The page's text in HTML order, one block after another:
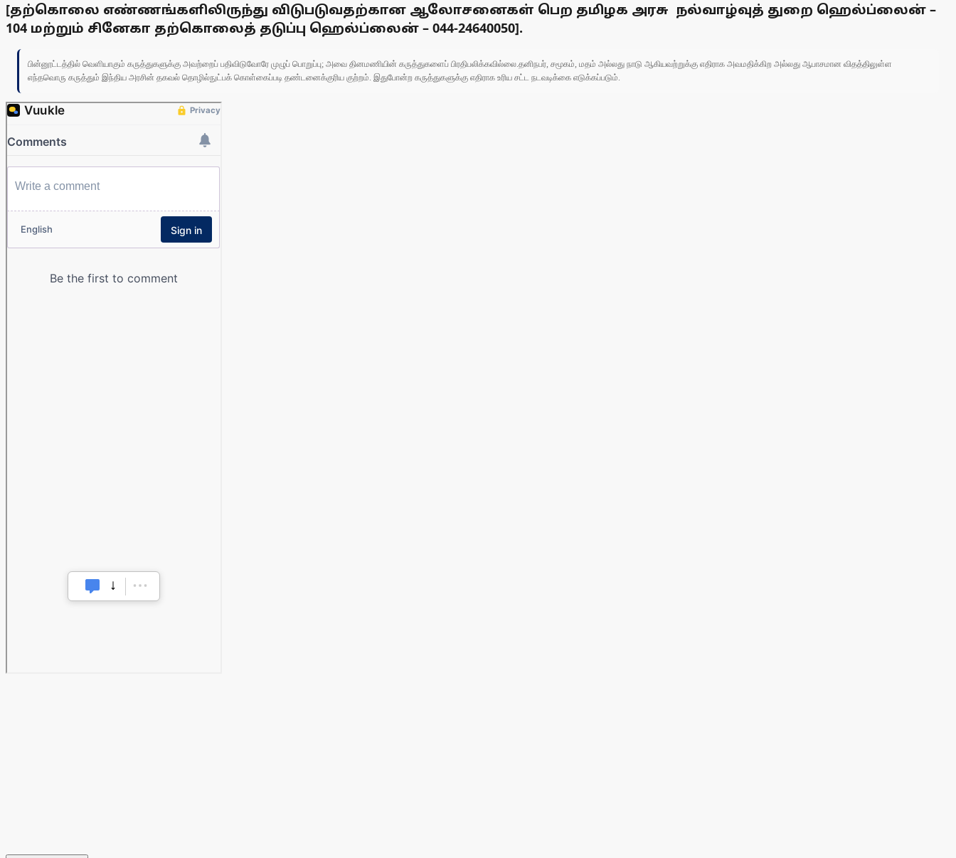
[தற்கொலை எண்ணங்களிலிருந்து விடுபடுவதற்கான ஆலோசனைகள் பெற தமிழக அரசு நல்வாழ்வுத் துறை ஹெல்ப்லைன் –
104 மற்றும் சினேகா தற்கொலைத் தடுப்பு ஹெல்ப்லைன் – 044-24640050].
பின்னூட்டத்தில் வெளியாகும் கருத்துகளுக்கு அவற்றைப் பதிவிடுவோரே முழுப் பொறுப்பு; அவை தினமணியின் கருத்துகளைப் பிரதிபலிக்கவில்லை.தனிநபர், சமூகம், மதம் அல்லது நாடு ஆகியவற்றுக்கு எதிராக அவமதிக்கிற அல்லது ஆபாசமான விதத்திலுள்ள
எந்தவொரு கருத்தும் இந்திய அரசின் தகவல் தொழில்நுட்பக் கொள்கைப்படி தண்டனைக்குரிய குற்றம். இதுபோன்ற கருத்துகளுக்கு எதிராக உரிய சட்ட நடவடிக்கை எடுக்கப்படும்.